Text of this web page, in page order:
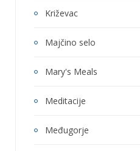
Križevac
Majčino selo
Mary's Meals
Meditacije
Međugorje